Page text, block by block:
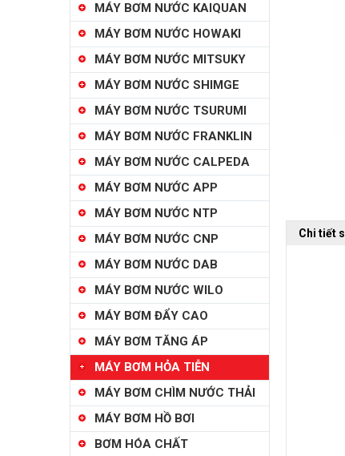
MÁY BƠM NƯỚC KAIQUAN
MÁY BƠM NƯỚC HOWAKI
MÁY BƠM NƯỚC MITSUKY
MÁY BƠM NƯỚC SHIMGE
MÁY BƠM NƯỚC TSURUMI
MÁY BƠM NƯỚC FRANKLIN
MÁY BƠM NƯỚC CALPEDA
MÁY BƠM NƯỚC APP
MÁY BƠM NƯỚC NTP
MÁY BƠM NƯỚC CNP
MÁY BƠM NƯỚC DAB
MÁY BƠM NƯỚC WILO
MÁY BƠM ĐẨY CAO
MÁY BƠM TĂNG ÁP
MÁY BƠM HỎA TIỄN
MÁY BƠM CHÌM NƯỚC THẢI
MÁY BƠM HỒ BƠI
BƠM HÓA CHẤT
Chi tiết